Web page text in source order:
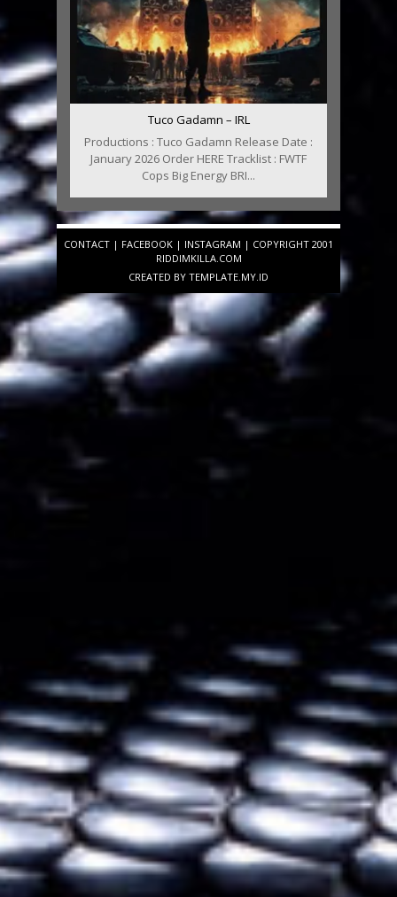
Tuco Gadamn – IRL
Productions : Tuco Gadamn Release Date :
January 2026 Order HERE Tracklist : FWTF
Cops Big Energy BRI...
CONTACT | FACEBOOK | INSTAGRAM | COPYRIGHT 2001
RIDDIMKILLA.COM
CREATED BY TEMPLATE.MY.ID